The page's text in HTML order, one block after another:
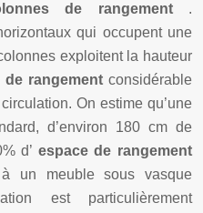
de rangement .
qui occupent une
exploitent la hauteur
de rangement considérable
On estime qu’une
d’environ 180 cm de
d’ espace de rangement
un meuble sous vasque
est particulièrement